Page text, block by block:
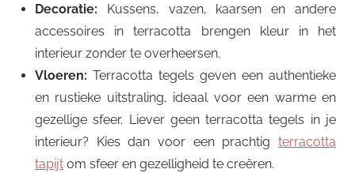
Decoratie: Kussens, vazen, kaarsen en andere
accessoires in terracotta brengen kleur in het
interieur zonder te overheersen.
Vloeren: Terracotta tegels geven een authentieke
en rustieke uitstraling, ideaal voor een warme en
gezellige sfeer. Liever geen terracotta tegels in je
interieur? Kies dan voor een prachtig terracotta
tapijt om sfeer en gezelligheid te creëren.